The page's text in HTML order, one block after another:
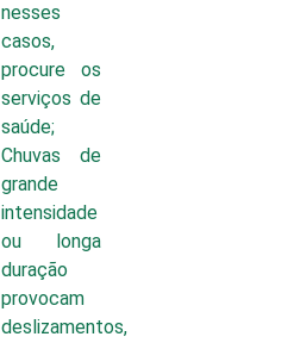
nesses
casos,
procure os
serviços de
saúde;
Chuvas de
grande
intensidade
ou longa
duração
provocam
deslizamentos,